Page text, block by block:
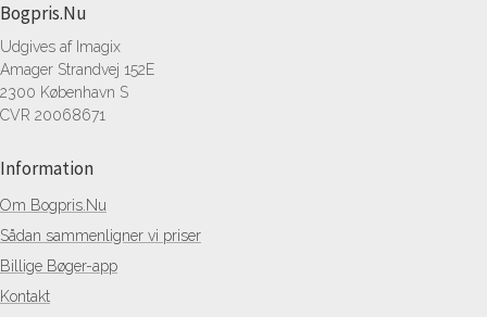
Bogpris.Nu
Udgives af Imagix
Amager Strandvej 152E
2300 København S
CVR 20068671
Information
Om Bogpris.Nu
Sådan sammenligner vi priser
Billige Bøger-app
Kontakt